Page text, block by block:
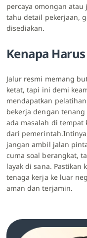
percaya omongan
tahu detail pekerjaan,
disediakan.
Kenapa
Jalur resmi memang
ketat, tapi ini demi
mendapatkan
bekerja dengan
ada masalah di
dari
jangan ambil jalan
cuma soal berangkat,
layak di sana.
tenaga kerja ke luar
aman dan terjamin.